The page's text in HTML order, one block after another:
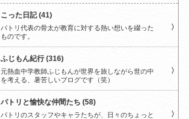
こった日記 (41)
パトリ代表の骨太が教育に対する熱い想いを綴った
ものです。
ふじもん紀行 (316)
元熱血中学教師ふじもんが世界を旅しながら世の中
を考える、暑苦しいブログです（笑）
パトリと愉快な仲間たち (58)
パトリのスタッフやキャラたちが、日々のちょっと